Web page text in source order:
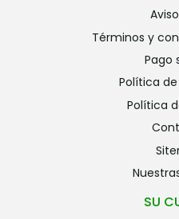
términos y
pago
política
política
SU